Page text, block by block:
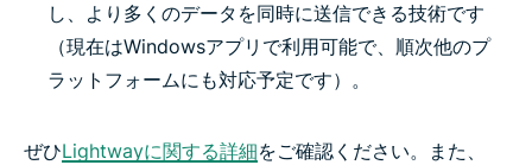
し、より多くのデータを同時に送信できる技術です
（現在はWindowsアプリで利用可能で、順次他のプ
ラットフォームにも対応予定です）。
ぜひLightwayに関する詳細をご確認ください。また、